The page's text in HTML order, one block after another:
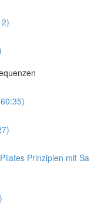
Prinzipien mit Sa